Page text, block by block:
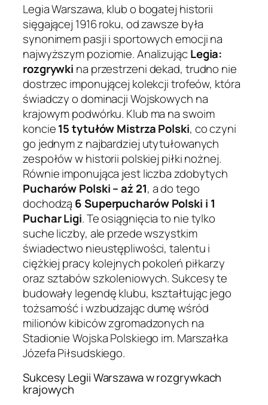
Legia Warszawa, klub o bogatej historii
sięgającej 1916 roku, od zawsze była
synonimem pasji i sportowych emocji na
najwyższym poziomie. AnalizującLegia:
rozgrywki na przestrzeni dekad, trudno nie
dostrzec imponującej kolekcji trofeów, która
świadczy o dominacji Wojskowych na
krajowym podwórku. Klub ma na swoim
koncie15 tytułów Mistrza Polski, co czyni
go jednym z najbardziej utytułowanych
zespołów w historii polskiej piłki nożnej.
Równie imponująca jest liczba zdobytych
Pucharów Polski – aż 21, a do tego
dochodzą 6 Superpucharów Polski i 1
Puchar Ligi. Te osiągnięcia to nie tylko
suche liczby, ale przede wszystkim
świadectwo nieustępliwości, talentu i
ciężkiej pracy kolejnych pokoleń piłkarzy
oraz sztabów szkoleniowych. Sukcesy te
budowały legendę klubu, kształtując jego
tożsamość i wzbudzając dumę wśród
milionów kibiców zgromadzonych na
Stadionie Wojska Polskiego im. Marszałka
Józefa Piłsudskiego.
Sukcesy Legii Warszawa w rozgrywkach
krajowych